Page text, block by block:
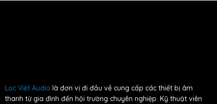
Lạc Việt Audio là đơn vị đi đầu về cung cấp các thiết bị âm
thanh từ gia đình đến hội trường chuyên nghiệp. Kỹ thuật viên